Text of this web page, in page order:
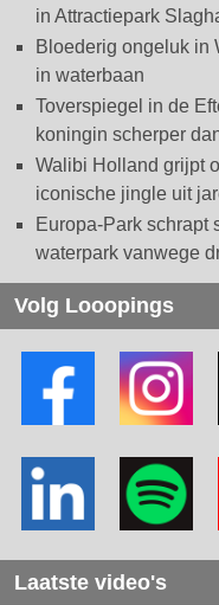
in Attractiepark
Bloederig ongeluk in
in waterbaan
Toverspiegel in de
koningin scherper
Walibi Holland grijpt
iconische jingle uit
Europa-Park schrapt
waterpark vanwege
Volg Looopings
Laatste video's